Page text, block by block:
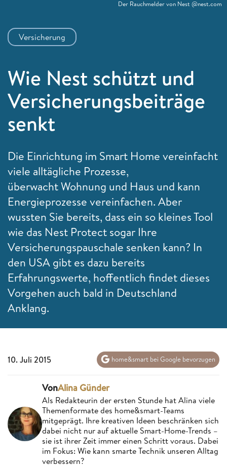
Versicherung
Wie Nest schützt und
Versicherungsbeiträge
senkt
Die Einrichtung im Smart Home vereinfacht
viele alltägliche Prozesse,
überwacht Wohnung und Haus und kann
Energieprozesse vereinfachen. Aber
wussten Sie bereits, dass ein so kleines Tool
wie das Nest Protect sogar Ihre
Versicherungspauschale senken kann? In
den USA gibt es dazu bereits
Erfahrungswerte, hoffentlich findet dieses
Vorgehen auch bald in Deutschland
Anklang.
Der Rauchmelder von Nest @nest.com
10. Juli 2015 home&smart bei Google bevorzugen
VonAlina Günder
Als Redakteurin der ersten Stunde hat Alina viele
Themenformate des home&smart-Teams
mitgeprägt. Ihre kreativen Ideen beschränken sich
dabei nicht nur auf aktuelle Smart-Home-Trends –
sie ist ihrer Zeit immer einen Schritt voraus. Dabei
im Fokus: Wie kann smarte Technik unseren Alltag
verbessern?